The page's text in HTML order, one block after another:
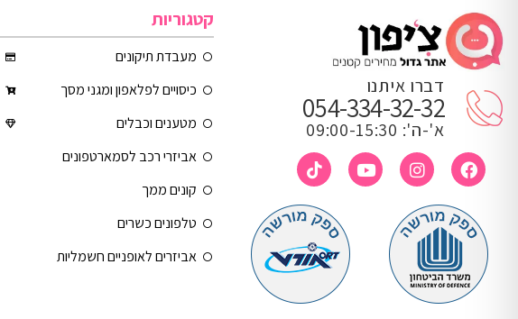
דברו איתנו
054-334-32-32
א'-ה': 09:00-15:30
קטגוריות
מעבדת תיקונים
כיסויים לפלאפון ומגני מסך
מטענים וכבלים
אביזרי רכב לסמארטפונים
קונים ממך
טלפונים כשרים
אביזרים לאופניים חשמליות